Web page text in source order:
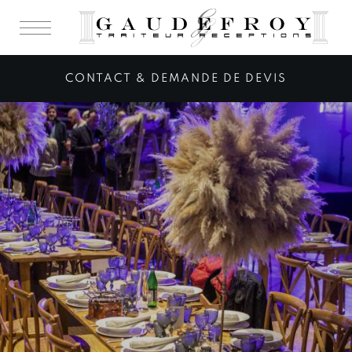
Congrès & Séminaire
Réception d'entreprise
Plateau repas
Evènementiel
Apéritifs & Cocktails
CONTACT & DEMANDE DE DEVIS